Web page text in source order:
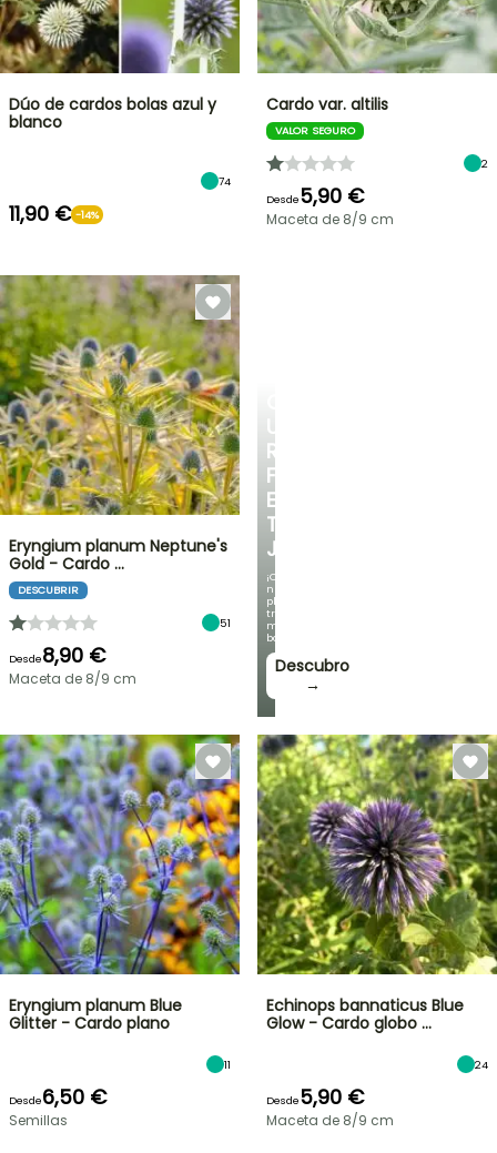
UN
RINCÓN
FRESCO
EN
TU
JARDÍN
¡Con
nuestras
plantas
trepadoras
más
bonitas!
Descubro
→
Dúo de cardos bolas azul y
blanco
74
11,90 € -14%
Cardo var. altilis
VALOR SEGURO
2
Desde5,90 €
Maceta de 8/9 cm
Eryngium planum Neptune's
Gold - Cardo …
DESCUBRIR
51
Desde8,90 €
Maceta de 8/9 cm
Eryngium planum Blue
Glitter - Cardo plano
11
Desde6,50 €
Semillas
Echinops bannaticus Blue
Glow - Cardo globo …
24
Desde5,90 €
Maceta de 8/9 cm